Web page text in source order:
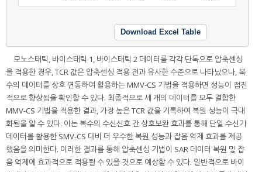
Download Excel Table
모노스태틱, 바이스태틱 1, 바이스태틱 2 데이터를 각각 단독으로 압축센싱
을 적용한 경우, TCR 값은 압축센싱 적용 전과 유사한 수준으로 나타났으나, 복
수의 데이터를 상호 연동하여 활용하는 MMV-CS 기법을 적용하면 성능이 점진
적으로 향상됨을 확인할 수 있다. 최종적으로 세 개의 데이터를 모두 결합한
MMV-CS 기법을 적용한 결과, 가장 높은 TCR 값을 기록하여 복원 성능이 극대
화됨을 알 수 있다. 이는 복수의 수신신호 간 상호보완 효과를 통해 단일 수신기
데이터를 활용한 SMV-CS 대비 더 우수한 복원 성능과 잡음 억제 효과를 제공
했음을 의미한다. 이러한 결과를 통해 압축센싱 기법이 SAR 데이터 복원 및 잡
음 억제에 효과적으로 적용될 수 있을 것으로 예상할 수 있다. 일반적으로 바이